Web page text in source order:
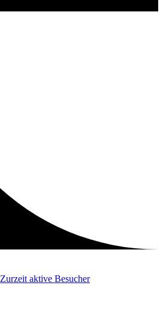
Zurzeit aktive Besucher